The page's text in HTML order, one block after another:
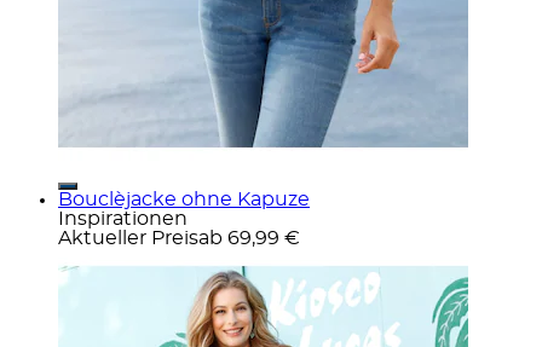
Bouclèjacke ohne Kapuze
Inspirationen
Aktueller Preisab 69,99 €